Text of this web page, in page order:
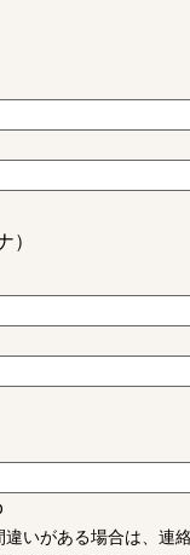
）
いがある場合は、連